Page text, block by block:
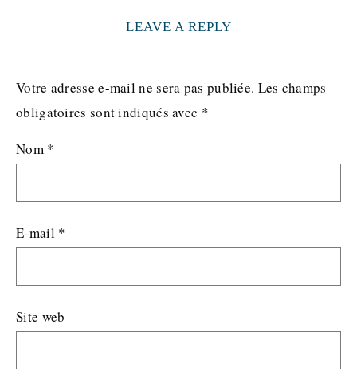
LEAVE A REPLY
Votre adresse e-mail ne sera pas publiée. Les champs
obligatoires sont indiqués avec *
Nom *
E-mail *
Site web